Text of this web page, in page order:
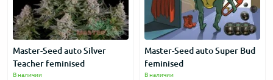
Master-Seed auto Silver
Teacher feminised
В наличии
Master-Seed auto Super Bud
feminised
В наличии